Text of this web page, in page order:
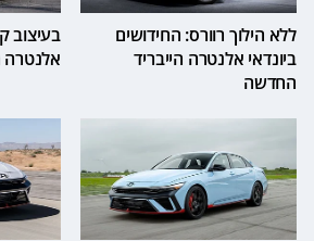
ללא הילוך רוורס: החידושים
ביונדאי אלנטרה הייבריד
החדשה